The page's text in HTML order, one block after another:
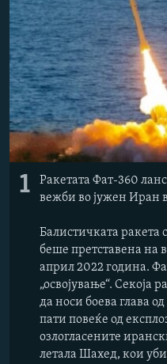
1
Ракетата Фат-360
вежби во јужен Иран
Балистичката ракета
беше претставена на
април 2022 година.
„освојување“. Секоја
да носи боева глава
пати повеќе од
озлогласените
летала Шахед, кои